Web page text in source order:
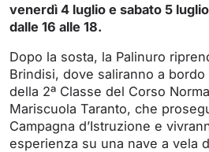
venerdì 4 luglio e sabato 5
dalle 16 alle 18.
Dopo la sosta, la Palinuro
Brindisi, dove saliranno a
della 2ª Classe del Corso
Mariscuola Taranto, che
Campagna d’Istruzione e
esperienza su una nave a vela